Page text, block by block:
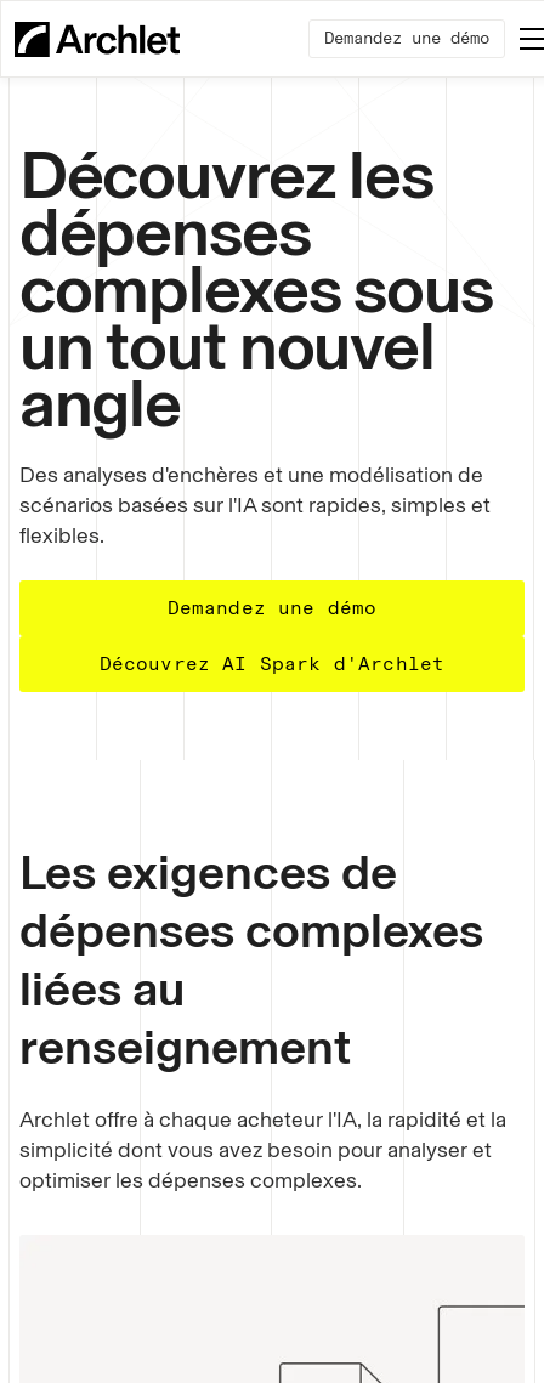
Demandez une démo
Découvrez les
dépenses
complexes sous
un tout nouvel
angle
Des analyses d'enchères et une modélisation de
scénarios basées sur l'IA sont rapides, simples et
flexibles.
Demandez une démo
Découvrez AI Spark d'Archlet
Les exigences de
dépenses complexes
liées au
renseignement
Archlet offre à chaque acheteur l'IA, la rapidité et la
simplicité dont vous avez besoin pour analyser et
optimiser les dépenses complexes.